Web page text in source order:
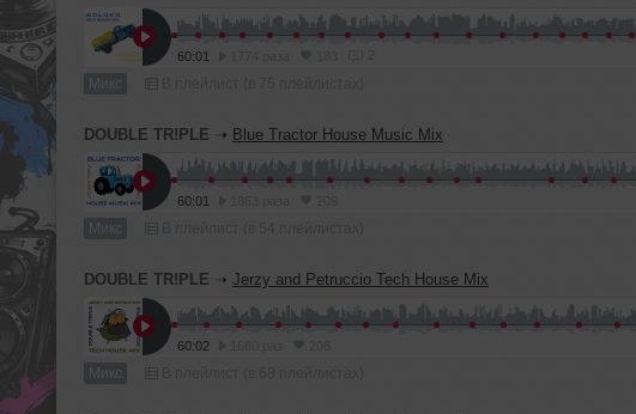
60:01
Микс
DOUBLE TR!PLE ➝ Blue Tractor House Music Mix
60:01
Микс
DOUBLE TR!PLE ➝ Jerzy and Petruccio Tech House Mix
60:02
Микс